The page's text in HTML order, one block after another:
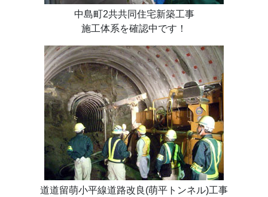
中島町2共共同住宅新築工事
施工体系を確認中です！
道道留萌小平線道路改良(萌平トンネル)工事